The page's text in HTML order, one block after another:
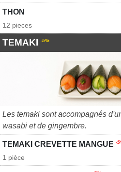
THON
12 pieces
TEMAKI -5%
Les temaki sont accompagnés
wasabi et de gingembre.
TEMAKI CREVETTE MANGUE -
1 pièce